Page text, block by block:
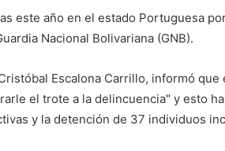
este año en el estado Portuguesa
Nacional Bolivariana (GNB).
Escalona Carrillo, informó
el trote a la delincuencia" y esto
y la detención de 37 individuos